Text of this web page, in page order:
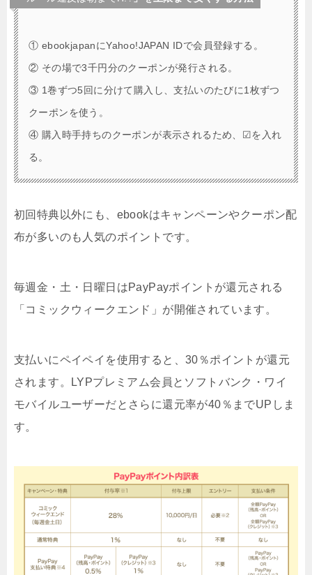
① ebookjapanにYahoo!JAPAN IDで会員登録する。
② その場で3千円分のクーポンが発行される。
③ 1巻ずつ5回に分けて購入し、支払いのたびに1枚ずつ
クーポンを使う。
④ 購入時手持ちのクーポンが表示されるため、☑を入れ
る。
初回特典以外にも、ebookはキャンペーンやクーポン配
布が多いのも人気のポイントです。
毎週金・土・日曜日はPayPayポイントが還元される
「コミックウィークエンド」が開催されています。
支払いにペイペイを使用すると、30％ポイントが還元
されます。LYPプレミアム会員とソフトバンク・ワイ
モバイルユーザーだとさらに還元率が40％までUPしま
す。